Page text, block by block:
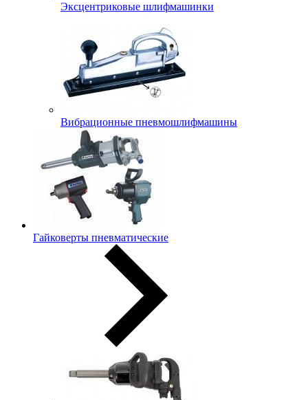
Эксцентриковые шлифмашинки
Вибрационные пневмошлифмашины
Гайковерты пневматические